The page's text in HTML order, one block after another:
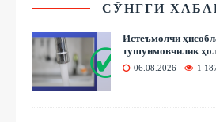
СЎНГГИ
Истеъмолчи
тушунмовчилик
06.08.2026 1